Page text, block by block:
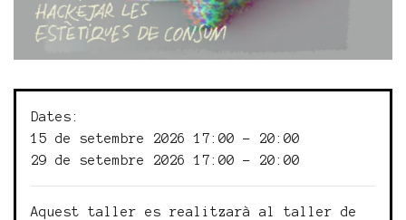
Dates:
15 de setembre 2026 17:00 - 20:00
29 de setembre 2026 17:00 - 20:00
Aquest taller es realitzarà al taller de